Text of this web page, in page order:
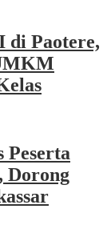
di Paotere,
Dorong